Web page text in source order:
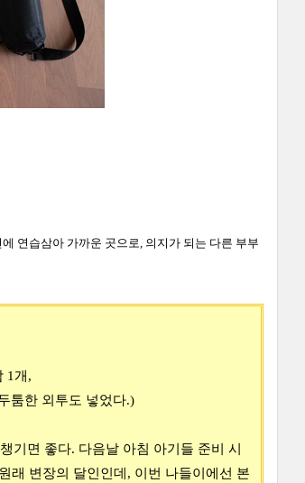
연습삼아 가까운 곳으로, 의지가 되는 다른 부부
1개,
툼한 외투도 넣었다.)
기면 좋다. 다음날 아침 아기들 준비 시
래 변장의 달인인데, 이번 나들이에선 본